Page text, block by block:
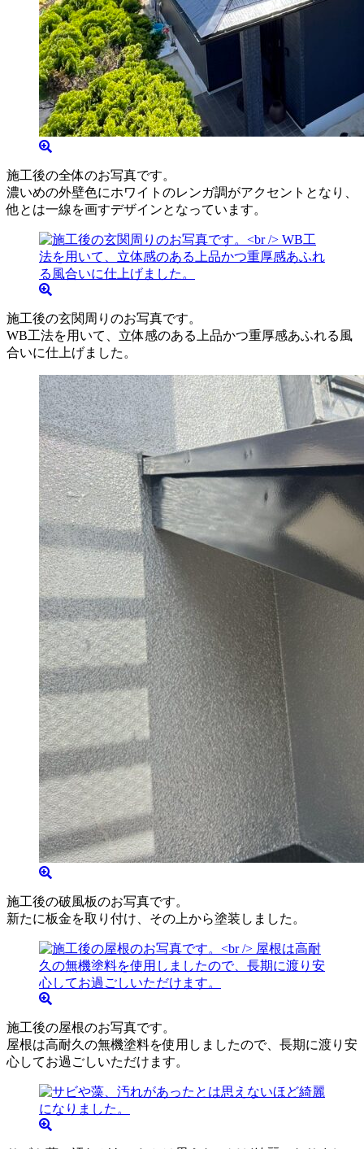
施工後の全体のお写真です。
濃いめの外壁色にホワイトのレンガ調がアクセントとなり、
他とは一線を画すデザインとなっています。
施工後の玄関周りのお写真です。
WB工法を用いて、立体感のある上品かつ重厚感あふれる風
合いに仕上げました。
施工後の破風板のお写真です。
新たに板金を取り付け、その上から塗装しました。
施工後の屋根のお写真です。
屋根は高耐久の無機塗料を使用しましたので、長期に渡り安
心してお過ごしいただけます。